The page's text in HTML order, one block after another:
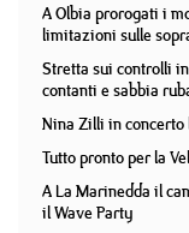
A Olbia prorogati i
limitazioni sulle
Stretta sui controlli
contanti e sabbia
Nina Zilli in concerto
Tutto pronto per la
A La Marinedda il
il Wave Party